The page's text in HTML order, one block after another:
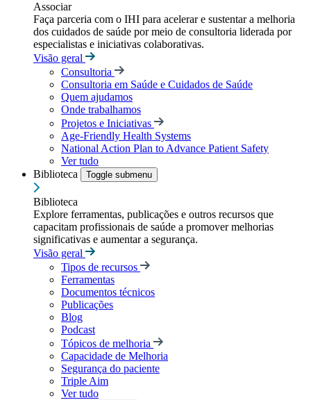
Associar
Faça parceria com o IHI para acelerar e sustentar a melhoria
dos cuidados de saúde por meio de consultoria liderada por
especialistas e iniciativas colaborativas.
Visão geral
Consultoria
Consultoria em Saúde e Cuidados de Saúde
Quem ajudamos
Onde trabalhamos
Projetos e Iniciativas
Age-Friendly Health Systems
National Action Plan to Advance Patient Safety
Ver tudo
Biblioteca
Toggle submenu
Biblioteca
Explore ferramentas, publicações e outros recursos que
capacitam profissionais de saúde a promover melhorias
significativas e aumentar a segurança.
Visão geral
Tipos de recursos
Ferramentas
Documentos técnicos
Publicações
Blog
Podcast
Tópicos de melhoria
Capacidade de Melhoria
Segurança do paciente
Triple Aim
Ver tudo